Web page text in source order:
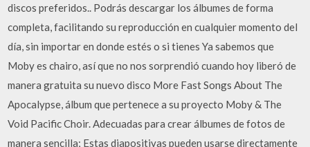
discos preferidos.. Podrás descargar los álbumes de forma
completa, facilitando su reproducción en cualquier momento del
día, sin importar en donde estés o si tienes Ya sabemos que
Moby es chairo, así que no nos sorprendió cuando hoy liberó de
manera gratuita su nuevo disco More Fast Songs About The
Apocalypse, álbum que pertenece a su proyecto Moby & The
Void Pacific Choir. Adecuadas para crear álbumes de fotos de
manera sencilla; Estas diapositivas pueden usarse directamente